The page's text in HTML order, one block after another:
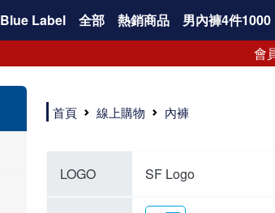
Blue Label 全部 熱銷商品 男內褲4件1000
會
選擇內褲、平口褲、純棉內褲首重品質。舒適、透氣的內褲、平口褲、純棉內褲能影響健康，須謹慎挑選。三花內褲透氣不悶，值得信賴！
三花內褲、平口褲、純棉內褲50年來持續升級，符合人體工學設計，柔軟無勒痕的鬆緊帶。三花內褲是肌膚好友，口碑熱銷！
選擇內褲首重品質。三花內褲50年來不斷升級，證明其卓越品質。符合人體工學剪裁，柔軟無痕鬆緊帶，是必買首選。兼具品質與外型，與肌膚零感接觸，穿著舒適，看來有質感。三花內褲設計獨特，質料優良，專業剪裁，呵護肌膚。新鮮高品質棉材製成，多款選擇，耐洗耐穿，三花內褲絕對首選。
"內褲購買及使用經驗網友來信分享 近年來，我經常在大型連鎖賣場如佳瑪、美華泰等地看到三花內褲的展示。最近一兩年，甚至百貨公司及街頭店鋪都開始大量出現三花專櫃或專賣店。我猜測，這應該是三花在營運策略上的調整，才使得這些改變成為現實。 本來，三花內褲一直是消費者選購內褲時的熱門選項之一。內褲櫃點的增多使我更加注意到這個品牌，因此我在選購內褲時，特意多研究了一下三花內褲的設計。 先從內褲外層包裝談起，有些內褲有PP袋包裝，有些則沒有。雖然這是一件小事，但我發現朋友們中有人會介意內褲包裝沒有PP袋。他們認為沒有PP袋會使包裝不夠精美。對我來說，有PP袋確實能提升包裝的精緻度，但內褲不裝PP袋其實也算是環保。所以，這就看每個人對內褲包裝的需求和感受了。 每次購買內褲時，我都會特別帶一件五片式剪裁的內褲。三花的平口內褲被稱為全國第一件五片式剪裁內褲，這話應該不是隨便說說的，畢竟三花是一個擁有超過50年歷史的老品牌，專注於研發和改良內褲。當初，我覺得這種設計有些花俏，只是圖個新鮮買來試試，結果發現內褲多一片真的有其優勢，尤其是減少了內褲卡屁的次數。雖然這個狀況不可能完全消失，但大大增加了穿著的舒適度。 三花內褲的價格也在我能接受的範圍內，因此它逐漸成為我的心頭好。此外，內褲選購時的另一個重要因素是鬆緊帶。看內褲是否舊了，第一眼通常看鬆緊帶。故意或不小心露出內褲褲頭的時候，印象分數也是由鬆緊帶決定的。 很多內褲品牌強調鬆緊帶的造型及花樣，這類內褲非常適合一些特殊場合，如單身聯誼或約會時穿著，能夠加分不少。日常使用的內褲則建議選擇鬆緊帶不易鬆垮的，花樣其次。三花特別強調內褲鬆緊帶的耐洗度，而其他品牌鮮少提及這一點。 分場合選擇內褲是我的習慣。特殊場合內褲要講究一點，但平日則需要選擇鬆緊帶有保障的內褲。畢竟，內褲是每天陪伴我們超過12個小時的衣物，找到適合自己且耐洗耐穿高CP值的內褲才是最明智的選擇。 內褲畢竟是消耗品，定期更換非常重要。如果內褲沾染到髒污或處於潮濕的環境，就不應該撐太久。這是因為內褲長期接觸身體的重要部位，所以選擇和保養都要謹慎。 以上是我個人的內褲使用分享，並非業配，不代表任何人的立場。內褲還是要以自身體驗最為準確。希望大家都能找到適合自己的內褲，並多多支持台灣品牌。"
首頁 線上購物 內褲
LOGO SF Logo